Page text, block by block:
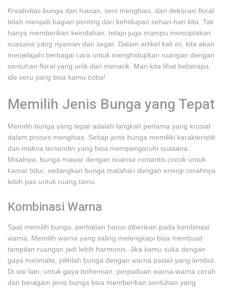
Kreativitas bunga dan hiasan, seni menghias, dan dekorasi floral
telah menjadi bagian penting dari kehidupan sehari-hari kita. Tak
hanya memberikan keindahan, tetapi juga mampu menciptakan
suasana yang nyaman dan segar. Dalam artikel kali ini, kita akan
menjelajahi berbagai cara untuk menghidupkan ruangan dengan
sentuhan floral yang unik dan menarik. Mari kita lihat beberapa
ide seru yang bisa kamu coba!
Memilih Jenis Bunga yang Tepat
Memilih bunga yang tepat adalah langkah pertama yang krusial
dalam proses menghias. Setiap jenis bunga memiliki karakteristik
dan makna tersendiri yang bisa mempengaruhi suasana.
Misalnya, bunga mawar dengan nuansa romantis cocok untuk
kamar tidur, sedangkan bunga matahari dengan energi cerahnya
lebih pas untuk ruang tamu.
Kombinasi Warna
Saat memilih bunga, perhatian harus diberikan pada kombinasi
warna. Memilih warna yang saling melengkapi bisa membuat
tampilan ruangan jadi lebih harmonis. Jika kamu suka dengan
gaya minimalis, pilihlah bunga dengan warna pastel yang lembut.
Di sisi lain, untuk gaya bohemian, perpaduan warna-warna cerah
dan beragam jenis bunga bisa memberikan sentuhan yang